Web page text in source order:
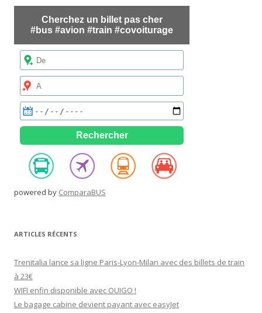
articles
powered by ComparaBUS
ARTICLES RÉCENTS
Trenitalia lance sa ligne Paris-Lyon-Milan avec des billets de train
à 23€
WIFI enfin disponible avec OUIGO !
Le bagage cabine devient payant avec easyJet